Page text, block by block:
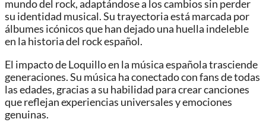
mundo del rock, adaptándose a los cambios sin perder
su identidad musical. Su trayectoria está marcada por
álbumes icónicos que han dejado una huella indeleble
en la historia del rock español.
El impacto de Loquillo en la música española trasciende
generaciones. Su música ha conectado con fans de todas
las edades, gracias a su habilidad para crear canciones
que reflejan experiencias universales y emociones
genuinas.